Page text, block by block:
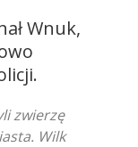
Wnuk,
zwierzę
Wilk